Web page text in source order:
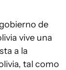
de
vive una
a la
tal como